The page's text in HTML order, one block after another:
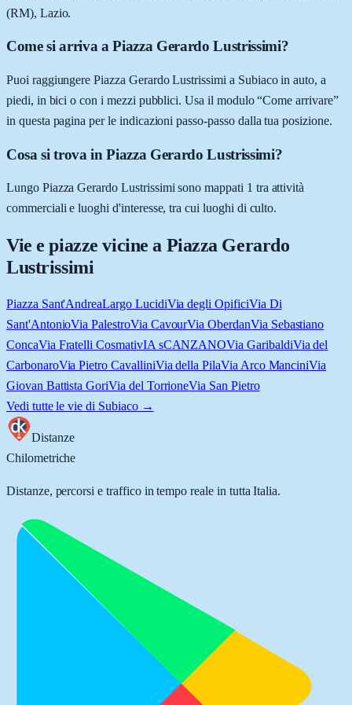
(RM), Lazio.
Come si arriva a Piazza Gerardo Lustrissimi?
Puoi raggiungere Piazza Gerardo Lustrissimi a Subiaco in auto, a
piedi, in bici o con i mezzi pubblici. Usa il modulo “Come arrivare”
in questa pagina per le indicazioni passo-passo dalla tua posizione.
Cosa si trova in Piazza Gerardo Lustrissimi?
Lungo Piazza Gerardo Lustrissimi sono mappati 1 tra attività
commerciali e luoghi d'interesse, tra cui luoghi di culto.
Vie e piazze vicine a Piazza Gerardo
Lustrissimi
Piazza Sant'AndreaLargo LucidiVia degli OpificiVia Di
Sant'AntonioVia PalestroVia CavourVia OberdanVia Sebastiano
ConcaVia Fratelli CosmativIA sCANZANOVia GaribaldiVia del
CarbonaroVia Pietro CavalliniVia della PilaVia Arco ManciniVia
Giovan Battista GoriVia del TorrioneVia San Pietro
Vedi tutte le vie di Subiaco→
Distanze
Chilometriche
Distanze, percorsi e traffico in tempo reale in tutta Italia.